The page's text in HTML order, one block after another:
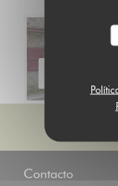
Contacto